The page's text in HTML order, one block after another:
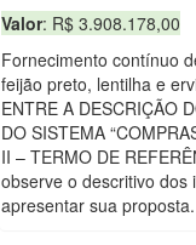
Valor: R$ 3.908.178,00
Fornecimento contínuo
feijão preto, lentilha e
ENTRE A DESCRIÇÃO
DO SISTEMA
II – TERMO DE
observe o descritivo dos
apresentar sua proposta.